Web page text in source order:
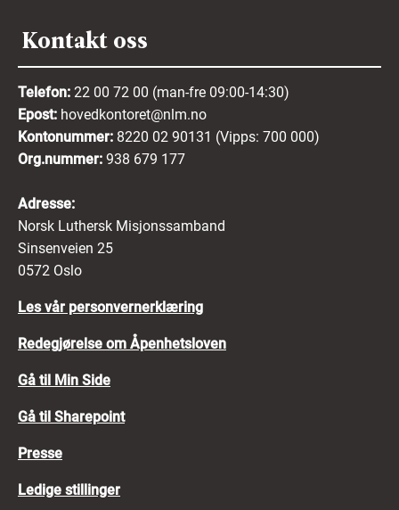
Kontakt oss
Telefon: 22 00 72 00 (man-fre 09:00-14:30)
Epost: hovedkontoret@nlm.no
Kontonummer: 8220 02 90131 (Vipps: 700 000)
Org.nummer: 938 679 177
Adresse:
Norsk Luthersk Misjonssamband
Sinsenveien 25
0572 Oslo
Les vår personvernerklæring
Redegjørelse om Åpenhetsloven
Gå til Min Side
Gå til Sharepoint
Presse
Ledige stillinger